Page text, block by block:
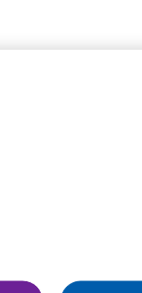
voor elk oog en
van deze lenzen uit
onze operaties te